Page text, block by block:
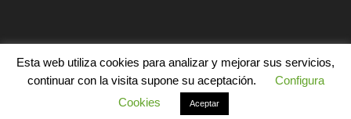
Inicio Institución Académicos
Sesións e Actos
Publicacións
Comunicacións Enlaces Contacto
© Real Academia de Farmacia de Galicia
Esta web utiliza cookies para analizar y mejorar sus servicios,
continuar con la visita supone su aceptación.
Configura
Cookies
Aceptar